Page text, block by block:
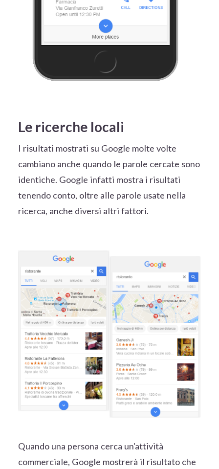
Le ricerche locali
I risultati mostrati su Google molte volte
cambiano anche quando le parole cercate sono
identiche. Google infatti mostra i risultati
tenendo conto, oltre alle parole usate nella
ricerca, anche diversi altri fattori.
Quando una persona cerca un'attività
commerciale, Google mostrerà il risultato che